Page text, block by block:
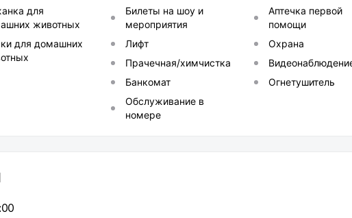
для
животных
для домашних
Билеты на шоу и
мероприятия
Лифт
Прачечная/химчистка
Банкомат
Обслуживание в
номере
Аптечка первой
помощи
Охрана
Огнетушитель